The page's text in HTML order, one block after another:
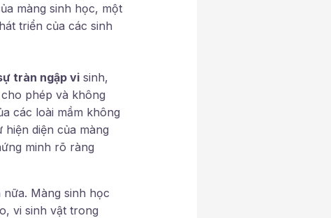
màng sinh học, một
triển của các sinh
tràn ngập visinh,
phép và không
các loài mầm không
diện của màng
minh rõ ràng
Màng sinh học
vi sinh vật trong